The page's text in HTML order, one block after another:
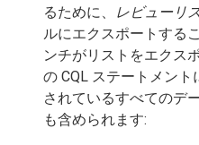
るために、
レビューリ
ルにエクスポートする
ンチがリストをエクス
の CQL ステートメン
されているすべてのデ
も含められます: